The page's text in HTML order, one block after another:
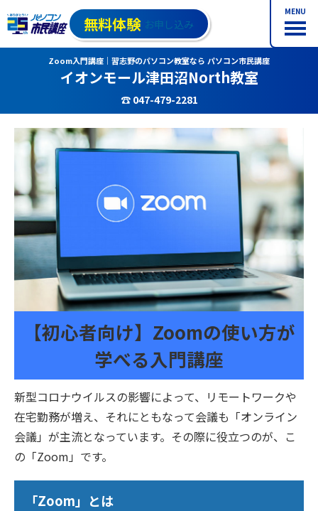
MENU
無料体験 お申し込み
Zoom入門講座｜習志野のパソコン教室なら パソコン市民講座
イオンモール津田沼North教室
☎ 047-479-2281
【初心者向け】Zoomの使い方が
学べる入門講座
新型コロナウイルスの影響によって、リモートワークや
在宅勤務が増え、それにともなって会議も「オンライン
会議」が主流となっています。その際に役立つのが、こ
の「Zoom」です。
「Zoom」とは